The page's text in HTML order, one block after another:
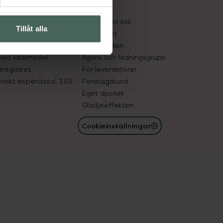
Tillåt alla
in gammal medicin
läkemedel
expertstöd, EES
Pressrum
Jobba hos oss
Hållbarhet
Samarbeten
Ägare och ledningsgrupp
För leverantörer
Företagskund
Eget apotek
Glädjeeffekten
Cookieinställningar